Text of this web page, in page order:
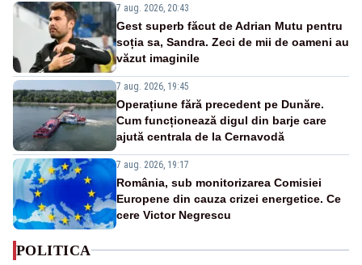
7 aug. 2026, 20:43
Gest superb făcut de Adrian Mutu pentru
soția sa, Sandra. Zeci de mii de oameni au
văzut imaginile
7 aug. 2026, 19:45
Operațiune fără precedent pe Dunăre.
Cum funcționează digul din barje care
ajută centrala de la Cernavodă
7 aug. 2026, 19:17
România, sub monitorizarea Comisiei
Europene din cauza crizei energetice. Ce
cere Victor Negrescu
POLITICA